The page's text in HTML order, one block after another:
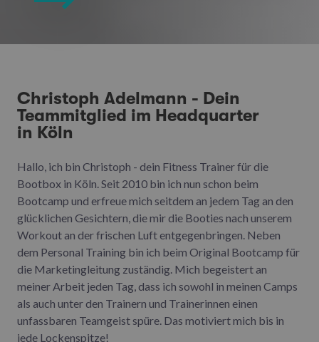
Christoph Adelmann - Dein
Teammitglied im Headquarter
in Köln
Hallo, ich bin Christoph - dein Fitness Trainer für die
Bootbox in Köln. Seit 2010 bin ich nun schon beim
Bootcamp und erfreue mich seitdem an jedem Tag an den
glücklichen Gesichtern, die mir die Booties nach unserem
Workout an der frischen Luft entgegenbringen. Neben
dem Personal Training bin ich beim Original Bootcamp für
die Marketingleitung zuständig. Mich begeistert an
meiner Arbeit jeden Tag, dass ich sowohl in meinen Camps
als auch unter den Trainern und Trainerinnen einen
unfassbaren Teamgeist spüre. Das motiviert mich bis in
jede Lockenspitze!